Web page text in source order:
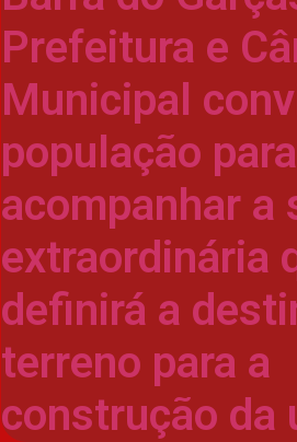
Prefeitura e
Municipal
população para
acompanhar a
extraordinária
definirá a
terreno para a
construção da